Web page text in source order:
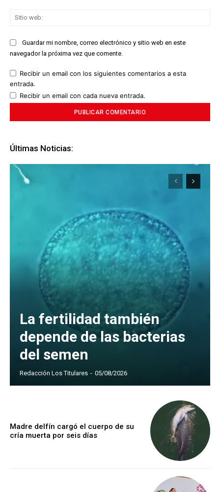
Guardar mi nombre, correo electrónico y sitio web en este
navegador la próxima vez que comente.
Recibir un email con los siguientes comentarios a esta
entrada.
Recibir un email con cada nueva entrada.
Últimas Noticias:
La fertilidad también
depende de las bacterias
del semen
Redacción Los Titulares - 05/08/2026
Madre delfín cargó el cuerpo de su
cría muerta por seis días